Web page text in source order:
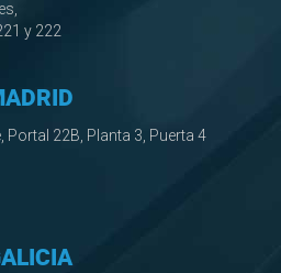
y 222
Portal 22B, Planta 3, Puerta 4